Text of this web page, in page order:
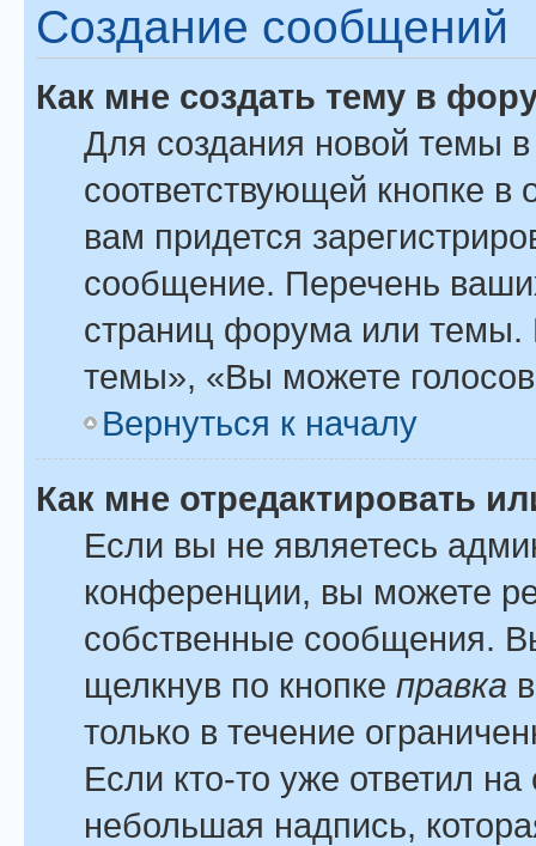
Создание сообщений
Как мне создать тему в
Для создания новой темы
соответствующей кнопке
вам придется
сообщение. Перечень
страниц форума или
темы», «Вы можете
Вернуться к началу
Как мне отредактировать
Если вы не являетесь
конференции, вы можете
собственные сообщения.
щелкнув по кнопке правка
только в течение
Если кто-то уже ответил
небольшая надпись,